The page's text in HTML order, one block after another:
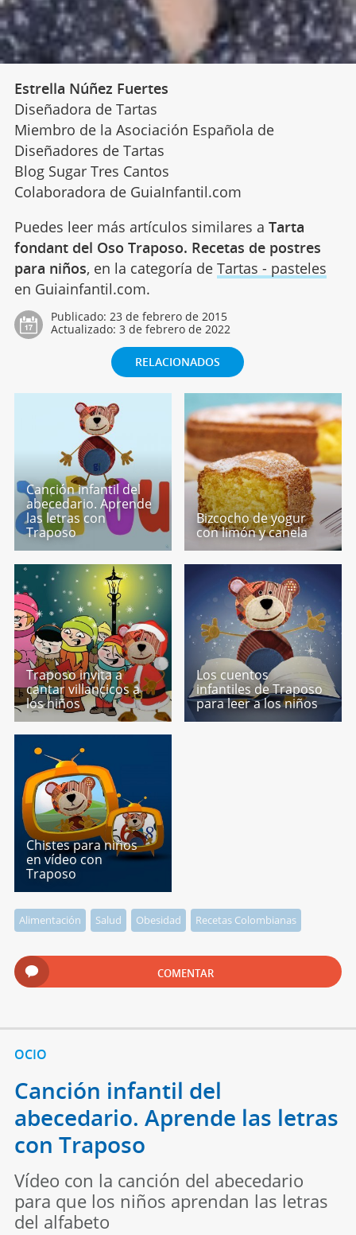
Estrella Núñez Fuertes
Diseñadora de Tartas
Miembro de la Asociación Española de
Diseñadores de Tartas
Blog Sugar Tres Cantos
Colaboradora de GuiaInfantil.com
Puedes leer más artículos similares a Tarta
fondant del Oso Traposo. Recetas de postres
para niños, en la categoría de Tartas - pasteles
en Guiainfantil.com.
Publicado: 23 de febrero de 2015
Actualizado: 3 de febrero de 2022
RELACIONADOS
Canción infantil del
abecedario. Aprende
las letras con
Traposo
Bizcocho de yogur
con limón y canela
Traposo invita a
cantar villancicos a
los niños
Los cuentos
infantiles de Traposo
para leer a los niños
Chistes para niños
en vídeo con
Traposo
Alimentación Salud Obesidad Recetas Colombianas
COMENTAR
OCIO
Canción infantil del
abecedario. Aprende las letras
con Traposo
Vídeo con la canción del abecedario
para que los niños aprendan las letras
del alfabeto